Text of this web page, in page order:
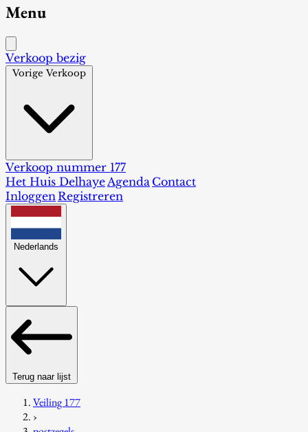
Menu
Verkoop bezig
Vorige Verkoop
Verkoop nummer 177
Het Huis DelhayeAgenda Contact
InloggenRegistreren
Nederlands
Terug naar lijst
Veiling 177
›